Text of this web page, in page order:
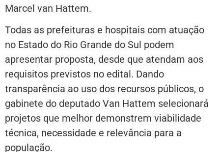
Marcel van Hattem.
Todas as prefeituras e hospitais com atuação
no Estado do Rio Grande do Sul podem
apresentar proposta, desde que atendam aos
requisitos previstos no edital. Dando
transparência ao uso dos recursos públicos, o
gabinete do deputado Van Hattem selecionará
projetos que melhor demonstrem viabilidade
técnica, necessidade e relevância para a
população.